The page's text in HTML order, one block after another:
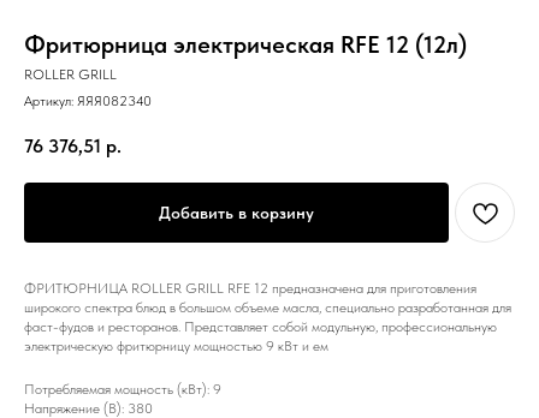
Фритюрница электрическая RFE 12 (12л)
ROLLER GRILL
Артикул: ЯЯЯ082340
76 376,51 р.
Добавить в корзину
ФРИТЮРНИЦА ROLLER GRILL RFE 12 предназначена для приготовления
широкого спектра блюд в большом объеме масла, специально разработанная для
фаст-фудов и ресторанов. Представляет собой модульную, профессиональную
электрическую фритюрницу мощностью 9 кВт и ем
Потребляемая мощность (кВт): 9
Напряжение (В): 380